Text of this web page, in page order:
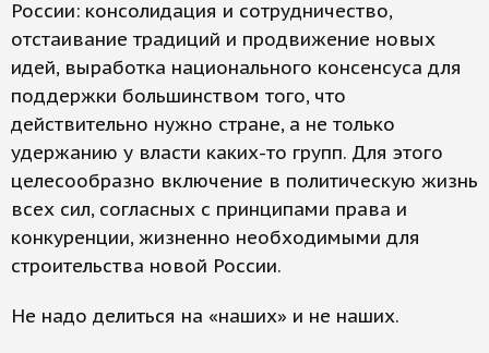
России: консолидация и сотрудничество,
отстаивание традиций и продвижение новых
идей, выработка национального консенсуса для
поддержки большинством того, что
действительно нужно стране, а не только
удержанию у власти каких-то групп. Для этого
целесообразно включение в политическую жизнь
всех сил, согласных с принципами права и
конкуренции, жизненно необходимыми для
строительства новой России.
Не надо делиться на «наших» и не наших.